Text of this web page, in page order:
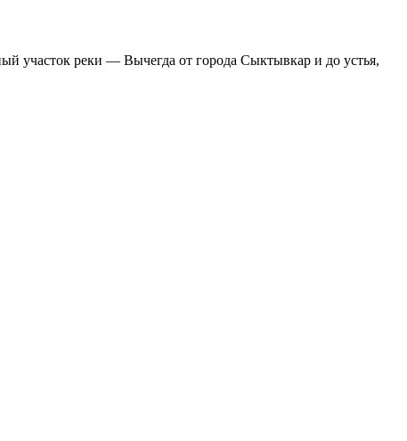
участок реки — Вычегда от города Сыктывкар и до устья,